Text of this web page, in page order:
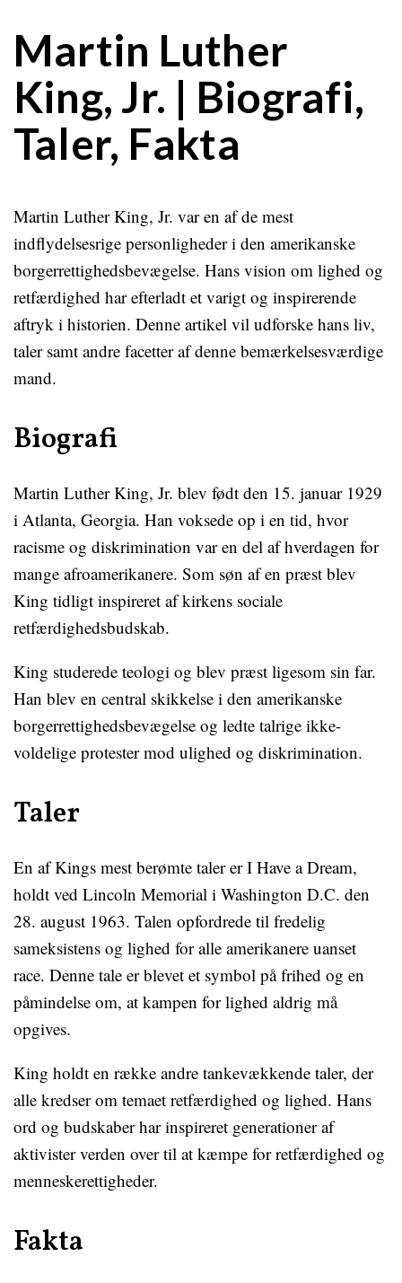
Martin Luther
King, Jr. | Biografi,
Taler, Fakta
Martin Luther King, Jr. var en af de mest
indflydelsesrige personligheder i den amerikanske
borgerrettighedsbevægelse. Hans vision om lighed og
retfærdighed har efterladt et varigt og inspirerende
aftryk i historien. Denne artikel vil udforske hans liv,
taler samt andre facetter af denne bemærkelsesværdige
mand.
Biografi
Martin Luther King, Jr. blev født den 15. januar 1929
i Atlanta, Georgia. Han voksede op i en tid, hvor
racisme og diskrimination var en del af hverdagen for
mange afroamerikanere. Som søn af en præst blev
King tidligt inspireret af kirkens sociale
retfærdighedsbudskab.
King studerede teologi og blev præst ligesom sin far.
Han blev en central skikkelse i den amerikanske
borgerrettighedsbevægelse og ledte talrige ikke-
voldelige protester mod ulighed og diskrimination.
Taler
En af Kings mest berømte taler er I Have a Dream,
holdt ved Lincoln Memorial i Washington D.C. den
28. august 1963. Talen opfordrede til fredelig
sameksistens og lighed for alle amerikanere uanset
race. Denne tale er blevet et symbol på frihed og en
påmindelse om, at kampen for lighed aldrig må
opgives.
King holdt en række andre tankevækkende taler, der
alle kredser om temaet retfærdighed og lighed. Hans
ord og budskaber har inspireret generationer af
aktivister verden over til at kæmpe for retfærdighed og
menneskerettigheder.
Fakta